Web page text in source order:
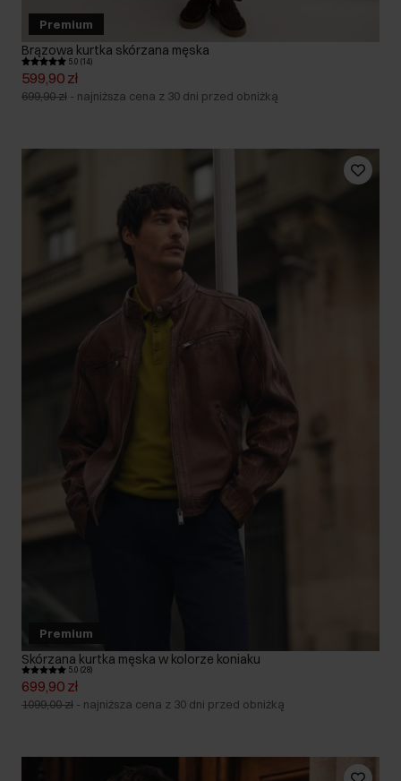
Premium
Brązowa kurtka skórzana męska
5.0 (14)
599,90 zł
699,90 zł - najniższa cena z 30 dni przed obniżką
Premium
Skórzana kurtka męska w kolorze koniaku
5.0 (28)
699,90 zł
1099,00 zł - najniższa cena z 30 dni przed obniżką